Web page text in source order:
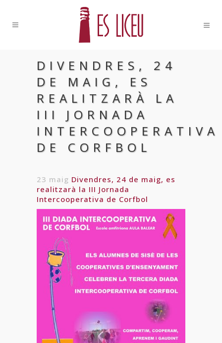
DIVENDRES, 24
DE MAIG, ES
REALITZARÀ LA
III JORNADA
INTERCOOPERATIVA
DE CORFBOL
23 maig Divendres, 24 de maig, es
realitzarà la III Jornada
Intercooperativa de Corfbol